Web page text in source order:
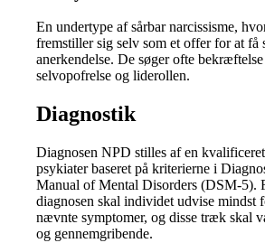
En undertype af sårbar narcissisme,
fremstiller sig selv som et offer for at få
anerkendelse. De søger ofte
selvopofrelse og liderollen.
Diagnostik
Diagnosen NPD stilles af en
psykiater baseret på kriterierne i
Manual of Mental Disorders (DSM-5).
diagnosen skal individet udvise mindst
nævnte symptomer, og disse træk skal
og gennemgribende.